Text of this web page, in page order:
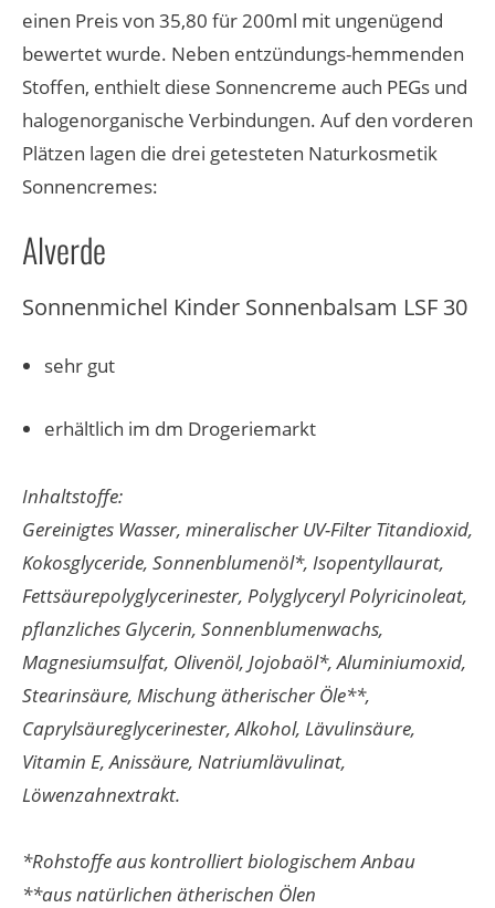
einen Preis von 35,80 für 200ml mit ungenügend
bewertet wurde. Neben entzündungs-hemmenden
Stoffen, enthielt diese Sonnencreme auch PEGs und
halogenorganische Verbindungen. Auf den vorderen
Plätzen lagen die drei getesteten Naturkosmetik
Sonnencremes:
Alverde
Sonnenmichel Kinder Sonnenbalsam LSF 30
sehr gut
erhältlich im dm Drogeriemarkt
Inhaltstoffe:
Gereinigtes Wasser, mineralischer UV-Filter Titandioxid,
Kokosglyceride, Sonnenblumenöl*, Isopentyllaurat,
Fettsäurepolyglycerinester, Polyglyceryl Polyricinoleat,
pflanzliches Glycerin, Sonnenblumenwachs,
Magnesiumsulfat, Olivenöl, Jojobaöl*, Aluminiumoxid,
Stearinsäure, Mischung ätherischer Öle**,
Caprylsäureglycerinester, Alkohol, Lävulinsäure,
Vitamin E, Anissäure, Natriumlävulinat,
Löwenzahnextrakt.
*Rohstoffe aus kontrolliert biologischem Anbau
**aus natürlichen ätherischen Ölen